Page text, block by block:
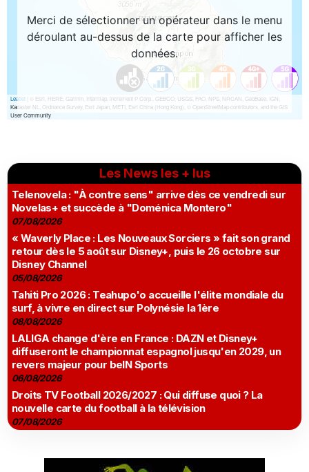
Les News les + lus
Telenovela : "À contre sens" arrive dès ce vendredi sur
Novelas+ et succède à "Doménica Montero"
07/08/2026
« Waverly Place : Les Nouveaux Sorciers » fait son grand
retour dès le 5 août sur Disney+, puis le 26 octobre sur
Disney Channel
05/08/2026
Tahiti Pro 2026 : Teahupo'o accueille l'élite mondiale du
surf, à vivre en direct sur Polynésie la 1ère
08/08/2026
LALIGA change d'ère en France : DAZN et Disney+
diffuseront le championnat espagnol jusqu'en 2029, un
revers majeur pour beIN Sports
06/08/2026
Droits TV Football 2026/2027 : Qui diffuse quoi ? La
nouvelle carte du football à la télévision
07/08/2026